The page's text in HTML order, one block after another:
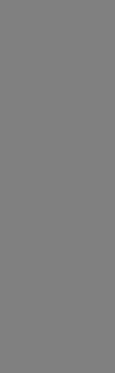
öppnas i nytt fönster.